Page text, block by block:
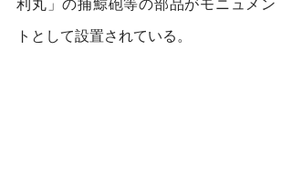
利丸」の捕鯨砲等の部品がモニュメン
トとして設置されている。